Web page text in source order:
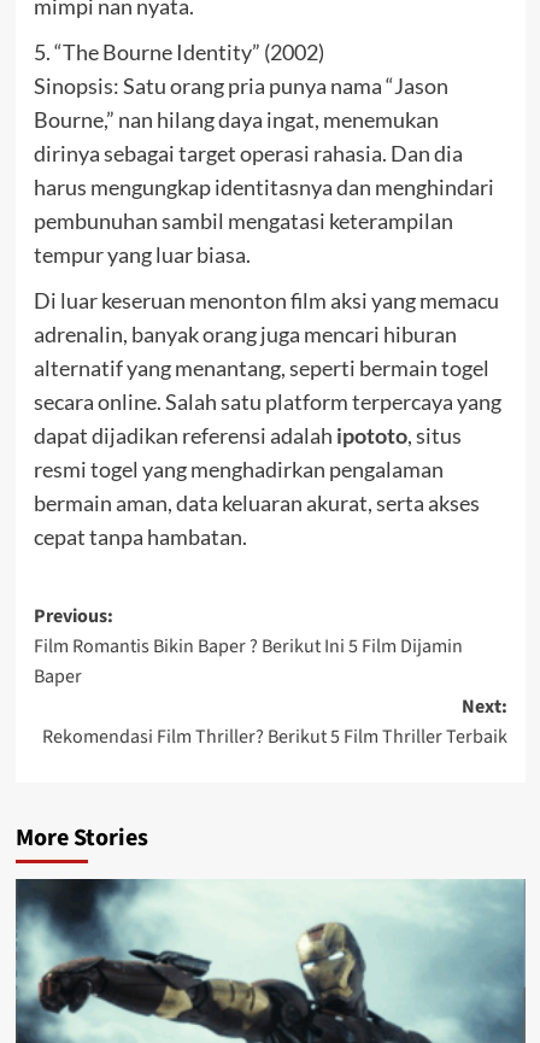
mimpi nan nyata.
5. “The Bourne Identity” (2002)
Sinopsis: Satu orang pria punya nama “Jason
Bourne,” nan hilang daya ingat, menemukan
dirinya sebagai target operasi rahasia. Dan dia
harus mengungkap identitasnya dan menghindari
pembunuhan sambil mengatasi keterampilan
tempur yang luar biasa.
Di luar keseruan menonton film aksi yang memacu
adrenalin, banyak orang juga mencari hiburan
alternatif yang menantang, seperti bermain togel
secara online. Salah satu platform terpercaya yang
dapat dijadikan referensi adalah ipototo, situs
resmi togel yang menghadirkan pengalaman
bermain aman, data keluaran akurat, serta akses
cepat tanpa hambatan.
Post
navigation
Previous:
Film Romantis Bikin Baper ? Berikut Ini 5 Film Dijamin
Baper
Next:
Rekomendasi Film Thriller? Berikut 5 Film Thriller Terbaik
More Stories